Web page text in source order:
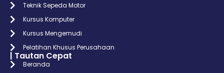
Teknik Sepeda Motor
Kursus Komputer
Kursus Mengemudi
Pelatihan Khusus Perusahaan
| Tautan Cepat
Beranda